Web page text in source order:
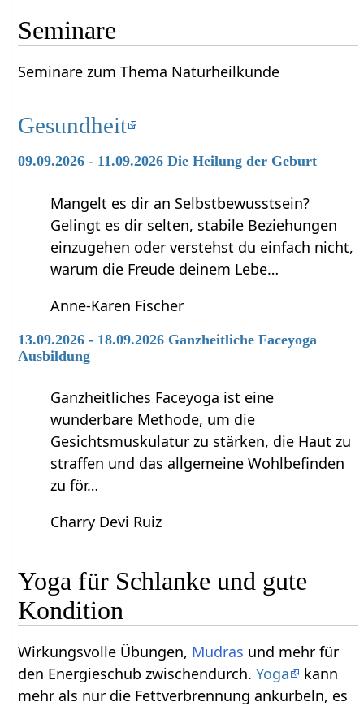
Seminare
Seminare zum Thema Naturheilkunde
Gesundheit
09.09.2026 - 11.09.2026 Die Heilung der Geburt
Mangelt es dir an Selbstbewusstsein?
Gelingt es dir selten, stabile Beziehungen
einzugehen oder verstehst du einfach nicht,
warum die Freude deinem Lebe…
Anne-Karen Fischer
13.09.2026 - 18.09.2026 Ganzheitliche Faceyoga
Ausbildung
Ganzheitliches Faceyoga ist eine
wunderbare Methode, um die
Gesichtsmuskulatur zu stärken, die Haut zu
straffen und das allgemeine Wohlbefinden
zu för…
Charry Devi Ruiz
Yoga für Schlanke und gute
Kondition
Wirkungsvolle Übungen, Mudras und mehr für
den Energieschub zwischendurch.Yoga
kann
mehr als nur die Fettverbrennung ankurbeln, es